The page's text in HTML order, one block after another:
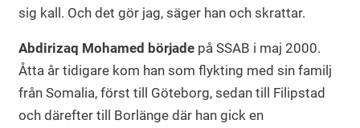
sig kall. Och det gör jag, säger han och skrattar.
Abdirizaq Mohamed började på SSAB i maj 2000.
Åtta år tidigare kom han som flykting med sin familj
från Somalia, först till Göteborg, sedan till Filipstad
och därefter till Borlänge där han gick en